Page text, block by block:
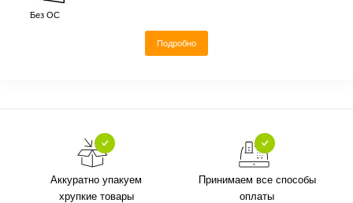
Без ОС
Подробно
Аккуратно упакуем
хрупкие товары
Принимаем все способы
оплаты